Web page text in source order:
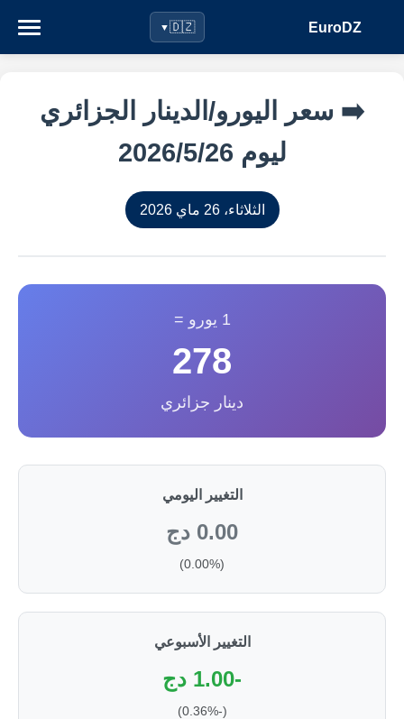
EuroDZ
🇩🇿
▼
➡️ سعر اليورو/الدينار الجزائري
ليوم 26‏/5‏/2026
الثلاثاء، 26 ماي 2026
1 يورو =
278
دينار جزائري
التغيير اليومي
0.00 دج
(0.00%)
التغيير الأسبوعي
-1.00 دج
(-0.36%)